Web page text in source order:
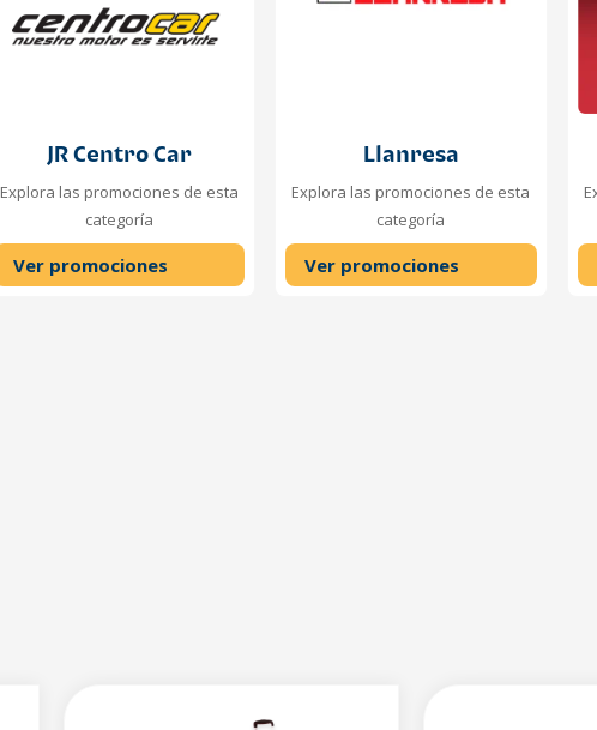
JR Centro Car
Explora las promociones de esta
categoría
Ver promociones
Llanresa
Explora las promociones de esta
categoría
Ver promociones